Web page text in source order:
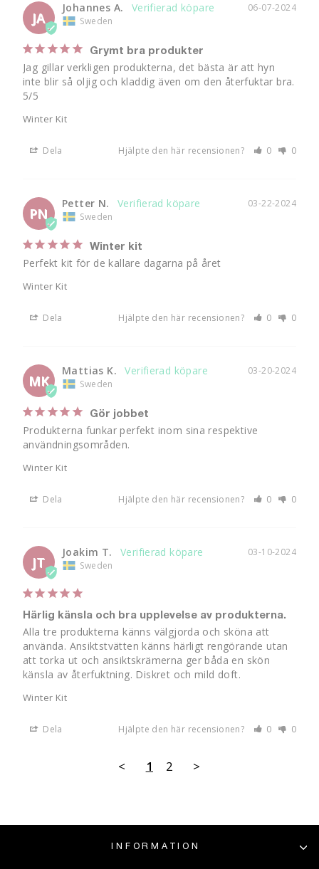
JA
06-07-2024
Johannes A.
Sweden
Grymt bra produkter
Jag gillar verkligen produkterna, det bästa är att hyn
inte blir så oljig och kladdig även om den återfuktar bra.
5/5
Winter Kit
Dela Hjälpte den här recensionen? 0 0
PN
03-22-2024
Petter N.
Sweden
Winter kit
Perfekt kit för de kallare dagarna på året
Winter Kit
Dela Hjälpte den här recensionen? 0 0
MK
03-20-2024
Mattias K.
Sweden
Gör jobbet
Produkterna funkar perfekt inom sina respektive
användningsområden.
Winter Kit
Dela Hjälpte den här recensionen? 0 0
JT
03-10-2024
Joakim T.
Sweden
Härlig känsla och bra upplevelse av produkterna.
Alla tre produkterna känns välgjorda och sköna att
använda. Ansiktstvätten känns härligt rengörande utan
att torka ut och ansiktskrämerna ger båda en skön
känsla av återfuktning. Diskret och mild doft.
Winter Kit
Dela Hjälpte den här recensionen? 0 0
< 1 2 >
INFORMATION